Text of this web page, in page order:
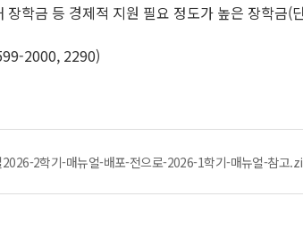
학금 등 경제적 지원 필요 정도가 높은 장학금
2000, 2290)
2학기-매뉴얼-배포-전으로-2026-1학기-매뉴얼-참고